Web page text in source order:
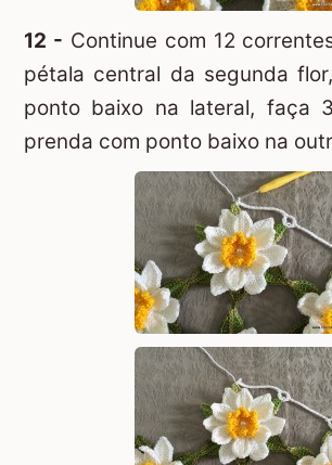
12 - Continue com 12
pétala central da segunda
ponto baixo na lateral, faça
prenda com ponto baixo na